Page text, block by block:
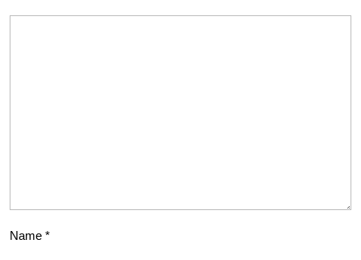
Name *